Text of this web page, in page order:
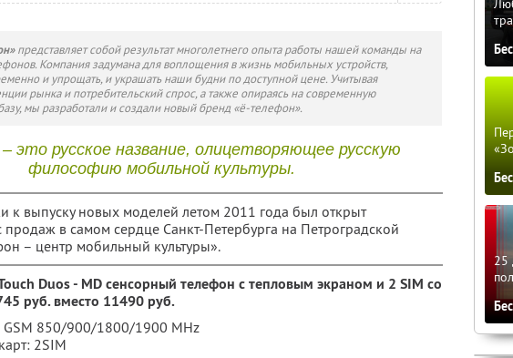
представляет собой результат многолетнего опыта работы нашей команды на
Компания задумана для воплощения в жизнь мобильных устройств,
и упрощать, и украшать наши будни по доступной цене. Учитывая
рынка и потребительский спрос, а также опираясь на современную
мы разработали и создали новый бренд «ё-телефон».
это русское название, олицетворяющее русскую
философию мобильной культуры.
к выпуску новых моделей летом 2011 года был открыт
в самом сердце Санкт-Петербурга на Петроградской
– центр мобильный культуры».
Duos - MD сенсорный телефон с тепловым экраном и 2 SIM со
руб. вместо 11490 руб.
GSM 850/900/1800/1900 MHz
2SIM
25